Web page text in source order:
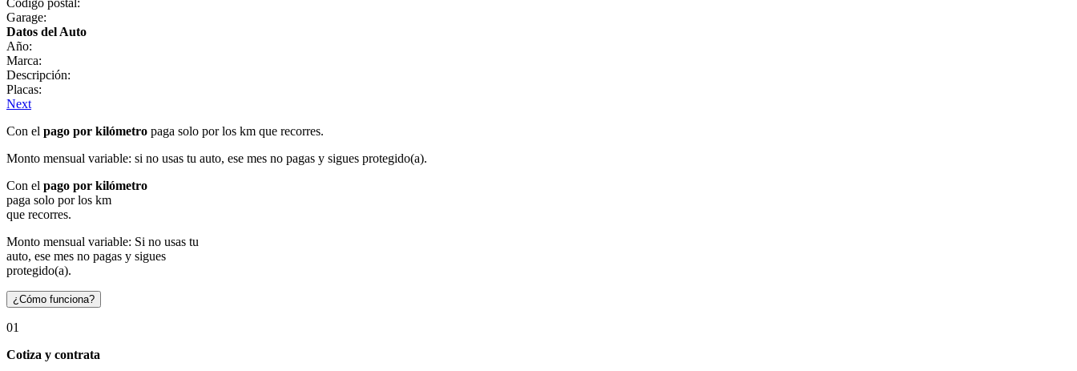
Garage:
Datos del Auto
Año:
Marca:
Descripción:
Placas:
Next
Con el pago por kilómetro paga solo por los km que recorres.
Monto mensual variable: si no usas tu auto, ese mes no pagas y sigues protegido(a).
Con el pago por kilómetro
paga solo por los km
que recorres.
Monto mensual variable: Si no usas tu
auto, ese mes no pagas y sigues
protegido(a).
¿Cómo funciona?
01
Cotiza y contrata